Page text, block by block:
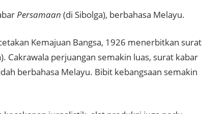
Persamaan (di Sibolga), berbahasa Melayu.
Kemajuan Bangsa, 1926 menerbitkan surat
Cakrawala perjuangan semakin luas, surat kabar
berbahasa Melayu. Bibit kebangsaan semakin